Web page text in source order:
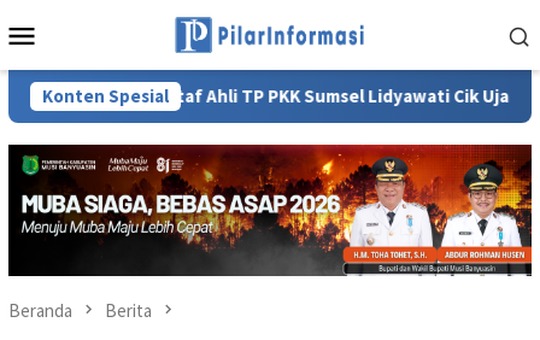
ke
Mobile
Konten Spesial
Staf Ahli TP PKK Sumsel Lidyawati Cik Ujang: Pelatihan
Beranda Berita